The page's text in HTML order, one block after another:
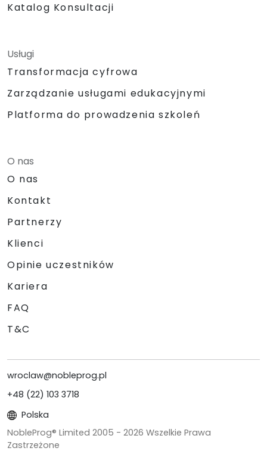
Katalog Konsultacji
Usługi
Transformacja cyfrowa
Zarządzanie usługami edukacyjnymi
Platforma do prowadzenia szkoleń
O nas
O nas
Kontakt
Partnerzy
Klienci
Opinie uczestników
Kariera
FAQ
T&C
wroclaw@nobleprog.pl
+48 (22) 103 3718
Polska
NobleProg® Limited 2005 - 2026 Wszelkie Prawa
Zastrzeżone